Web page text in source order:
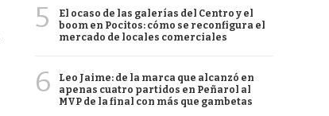
5
El ocaso de las galerías del Centro y el
boom en Pocitos: cómo se reconfigura el
mercado de locales comerciales
6
Leo Jaime: de la marca que alcanzó en
apenas cuatro partidos en Peñarol al
MVP de la final con más que gambetas